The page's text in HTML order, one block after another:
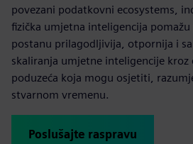
povezani podatkovni ecosystems,
fizička umjetna inteligencija pomažu
postanu prilagodljivija, otpornija i
skaliranja umjetne inteligencije kroz
poduzeća koja mogu osjetiti,
stvarnom vremenu.
Poslušajte raspravu